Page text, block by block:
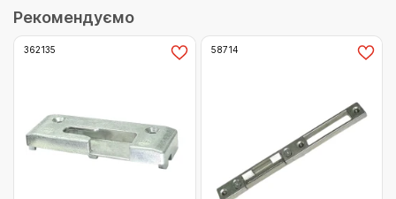
Рекомендуємо
362135 58714